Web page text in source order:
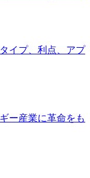
イプ、利点、アプ
ー産業に革命をも